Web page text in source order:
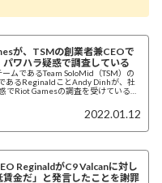
が、TSMの創業者兼CEOで
ワハラ疑惑で調査している
ムであるTeam SoloMid（TSM）の
あるReginaldことAndy Dinhが、社
でRiot Gamesの調査を受けているこ
2022.01.12
ReginaldがC9 Valcanに対し
賃金だ」と発言したことを謝罪